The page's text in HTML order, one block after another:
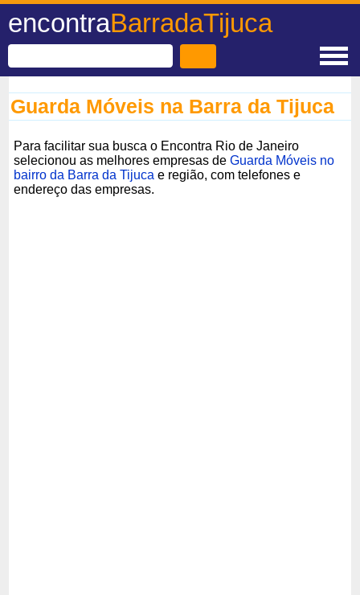
encontraBarradaTijuca
Guarda Móveis na Barra da Tijuca
Para facilitar sua busca o Encontra Rio de Janeiro
selecionou as melhores empresas deGuarda Móveis no
bairro da Barra da Tijuca e região, com telefones e
endereço das empresas.